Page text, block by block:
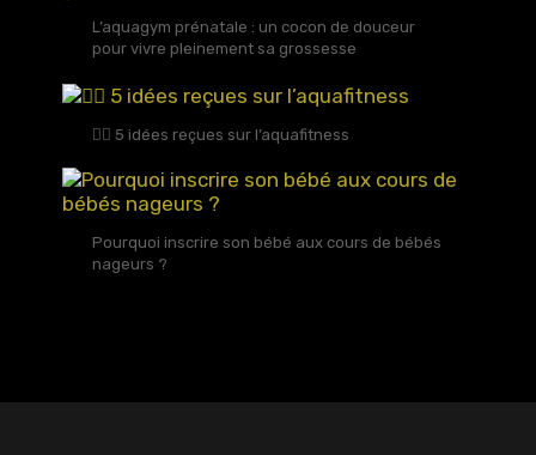
L’aquagym prénatale : un cocon de douceur
pour vivre pleinement sa grossesse
🏊‍♀️ 5 idées reçues sur l’aquafitness
Pourquoi inscrire son bébé aux cours de bébés
nageurs ?